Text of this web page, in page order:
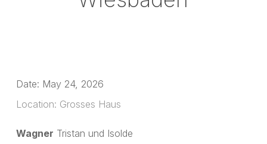
Date: May 24, 2026
Location: Grosses Haus
Wagner Tristan und Isolde